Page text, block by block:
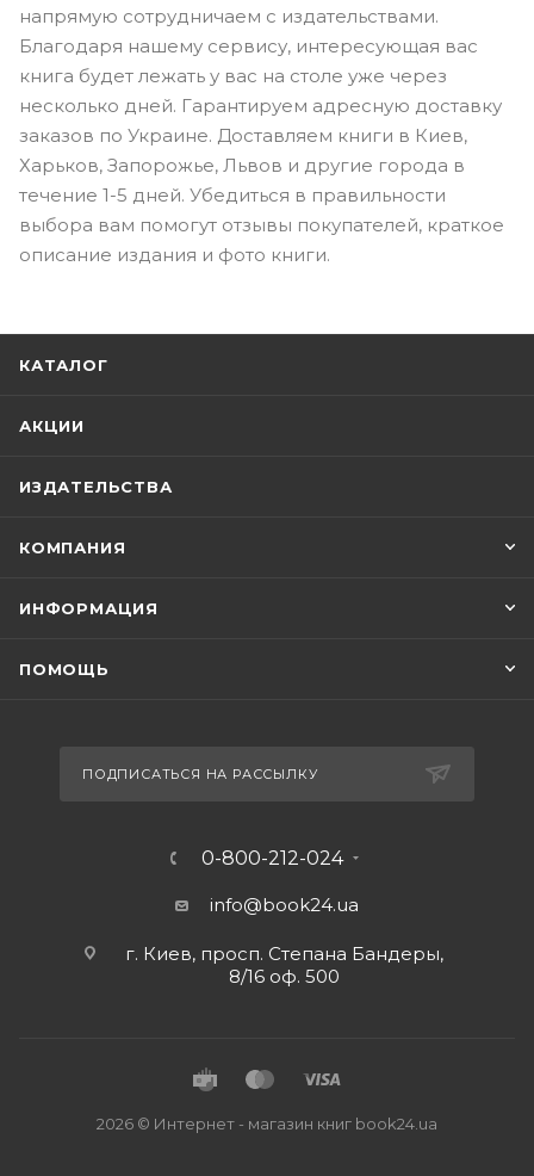
напрямую сотрудничаем с издательствами.
Благодаря нашему сервису, интересующая вас
книга будет лежать у вас на столе уже через
несколько дней. Гарантируем адресную доставку
заказов по Украине. Доставляем книги в Киев,
Харьков, Запорожье, Львов и другие города в
течение 1-5 дней. Убедиться в правильности
выбора вам помогут отзывы покупателей, краткое
описание издания и фото книги.
КАТАЛОГ
АКЦИИ
ИЗДАТЕЛЬСТВА
КОМПАНИЯ
ИНФОРМАЦИЯ
ПОМОЩЬ
ПОДПИСАТЬСЯ НА РАССЫЛКУ
0-800-212-024
info@book24.ua
г. Киев, просп. Степана Бандеры,
8/16 оф. 500
2026 © Интернет - магазин книг book24.ua